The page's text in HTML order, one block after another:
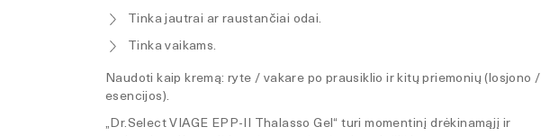
Tinka jautrai ar raustančiai odai.
Tinka vaikams.
Naudoti kaip kremą: ryte / vakare po prausiklio ir kitų priemonių (losjono /
esencijos).
„Dr.Select VIAGE EPP-II Thalasso Gel“ turi momentinį drėkinamąjį ir